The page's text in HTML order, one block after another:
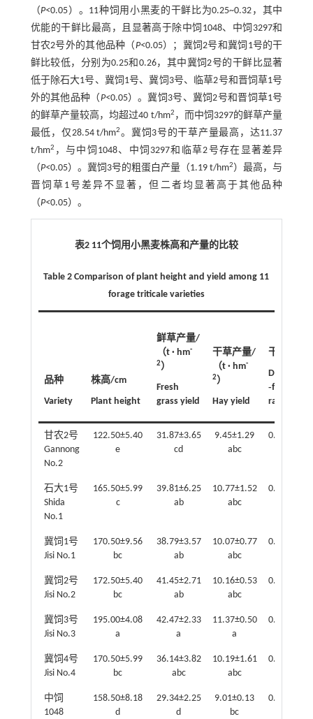
（P<0.05）。11种饲用小黑麦的干鲜比为0.25~0.32，其中
优能的干鲜比最高，且显著高于除中饲1048、中饲3297和
甘农2号外的其他品种（P<0.05）；冀饲2号和冀饲1号的干
鲜比较低，分别为0.25和0.26，其中冀饲2号的干鲜比显著
低于除石大1号、冀饲1号、冀饲3号、临草2号和晋饲草1号
外的其他品种（P<0.05）。冀饲3号、冀饲2号和晋饲草1号
的鲜草产量较高，均超过40 t/hm2 ，而中饲3297的鲜草产量
最低，仅28.54 t/hm2。冀饲3号的干草产量最高，达11.37
t/hm2 ，与中饲1048、中饲3297和临草2号存在显著差异
（P<0.05）。冀饲3号的粗蛋白产量（1.19 t/hm2）最高，与
晋饲草1号差异不显著，但二者均显著高于其他品种
（P<0.05）。
表2 11个饲用小黑麦株高和产量的比较
Table 2 Comparison of plant height and yield among 11
forage triticale varieties
品种
Variety
株高/cm
Plant height
鲜草产量/
（t · hm-
2）
Fresh
grass yield
干草产量/
（t · hm-
2）
Hay yield
干鲜比
Dry‐to
‐fresh
ratio
甘农2号
Gannong
No.2
122.50±5.40
e
31.87±3.65
cd
9.45±1.29
abc
0.30±0.01
石大1号
Shida
No.1
165.50±5.99
c
39.81±6.25
ab
10.77±1.52
abc
0.27±0.01
冀饲1号
Jisi No.1
170.50±9.56
bc
38.79±3.57
ab
10.07±0.77
abc
0.26±0.01
冀饲2号
Jisi No.2
172.50±5.40
bc
41.45±2.71
ab
10.16±0.53
abc
0.25±0.02
冀饲3号
Jisi No.3
195.00±4.08
a
42.47±2.33
a
11.37±0.50
a
0.27±0.01
冀饲4号
Jisi No.4
170.50±5.99
bc
36.14±3.82
abc
10.19±1.61
abc
0.28±0.03
中饲
1048
158.50±8.18
d
29.34±2.25
d
9.01±0.13
bc
0.31±0.03